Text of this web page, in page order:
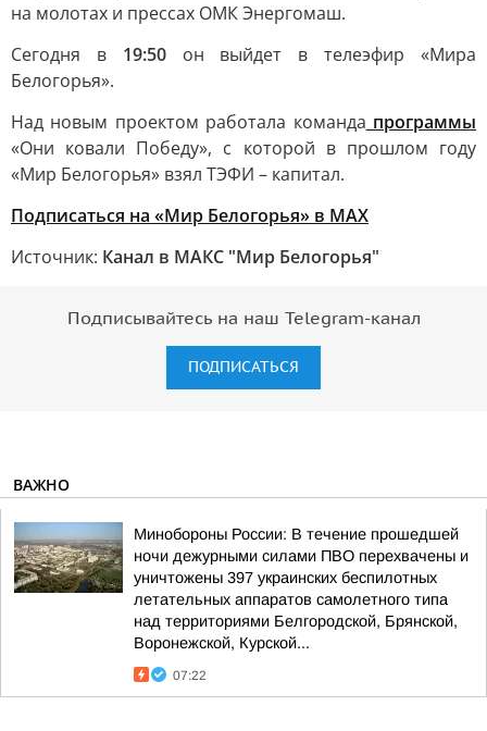
на молотах и прессах ОМК Энергомаш.
Сегодня в19:50он выйдет в телеэфир «Мира
Белогорья».
Над новым проектом работала команда программы
«Они ковали Победу», с которой в прошлом году
«Мир Белогорья» взял ТЭФИ – капитал.
Подписаться на «Мир Белогорья» в MAX
Источник: Канал в МАКС "Мир Белогорья"
Подписывайтесь на наш Telegram-канал
ПОДПИСАТЬСЯ
ВАЖНО
Минобороны России: В течение прошедшей
ночи дежурными силами ПВО перехвачены и
уничтожены 397 украинских беспилотных
летательных аппаратов самолетного типа
над территориями Белгородской, Брянской,
Воронежской, Курской...
07:22